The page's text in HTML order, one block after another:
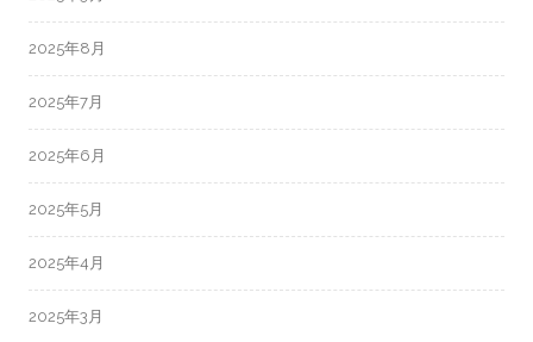
2025年8月
2025年7月
2025年6月
2025年5月
2025年4月
2025年3月